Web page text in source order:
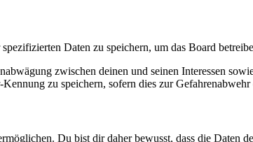
Daten zu speichern, um das Board
zwischen deinen und seinen Interessen
zu speichern, sofern dies zur
Du bist dir daher bewusst, dass die